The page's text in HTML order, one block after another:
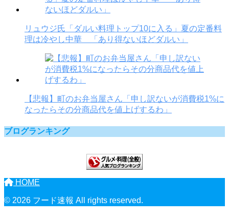
リュウジ氏「ダルい料理トップ10に入る」夏の定番料
理は冷やし中華 「あり得ないほどダルい」
【悲報】町のお弁当屋さん「申し訳ないが消費税1%に
なったらその分商品代を値上げするわ」
ブログランキング
HOME
© 2026 フード速報 All rights reserved.